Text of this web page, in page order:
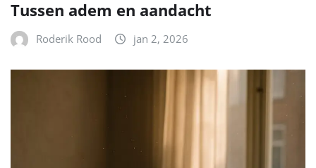
Tussen adem en aandacht
Roderik Rood jan 2, 2026